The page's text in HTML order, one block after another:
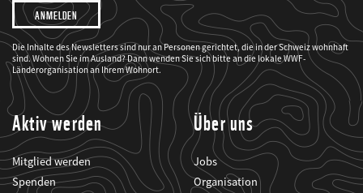
Ich
möchte,
dass
der
WWF
mich
über
seine
Projekte
informiert.
Die Inhalte des Newsletters sind nur an Personen gerichtet, die in der Schweiz wohnhaft
sind. Wohnen Sie im Ausland? Dann wenden Sie sich bitte an die lokale WWF-
Länderorganisation an Ihrem Wohnort.
Aktiv werden
Mitglied werden
Spenden
Über uns
Jobs
Organisation